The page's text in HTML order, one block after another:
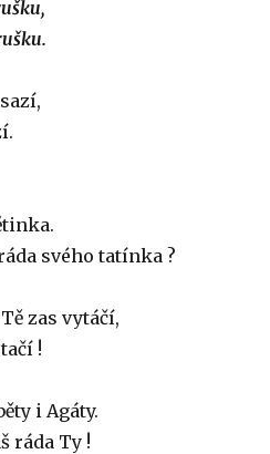
svého tatínka ?
zas vytáčí,
!
i Agáty.
ráda Ty !